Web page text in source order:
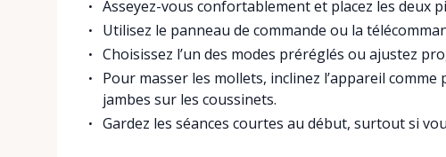
Asseyez-vous confortablement et placez les deux
Utilisez le panneau de commande ou la
Choisissez l’un des modes préréglés ou ajustez
Pour masser les mollets, inclinez l’appareil
jambes sur les coussinets.
Gardez les séances courtes au début, surtout si